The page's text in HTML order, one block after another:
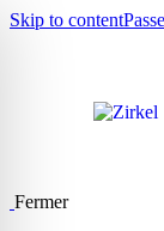
Skip to content
Fermer